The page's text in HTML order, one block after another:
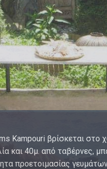
Kampouri βρίσκεται στο
και 40μ. από ταβέρνες,
προετοιμασίας